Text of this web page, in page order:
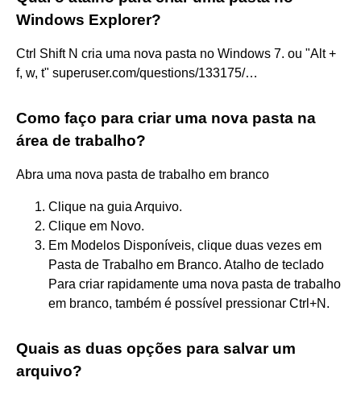
Windows Explorer?
Ctrl Shift N cria uma nova pasta no Windows 7. ou "Alt +
f, w, t" superuser.com/questions/133175/…
Como faço para criar uma nova pasta na
área de trabalho?
Abra uma nova pasta de trabalho em branco
Clique na guia Arquivo.
Clique em Novo.
Em Modelos Disponíveis, clique duas vezes em
Pasta de Trabalho em Branco. Atalho de teclado
Para criar rapidamente uma nova pasta de trabalho
em branco, também é possível pressionar Ctrl+N.
Quais as duas opções para salvar um
arquivo?